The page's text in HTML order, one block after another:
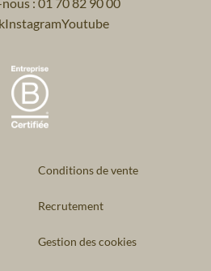
InstagramYoutube
Conditions de vente
Recrutement
Gestion des cookies